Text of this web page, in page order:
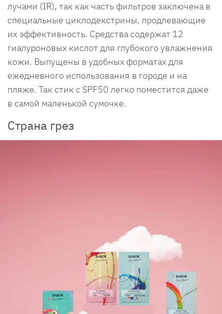
лучами (IR), так как часть фильтров заключена в
специальные циклодекстрины, продлевающие
их эффективность. Средства содержат 12
гиалуроновых кислот для глубокого увлажнения
кожи. Выпущены в удобных форматах для
ежедневного использования в городе и на
пляже. Так стик с SPF50 легко поместится даже
в самой маленькой сумочке.
Страна грез